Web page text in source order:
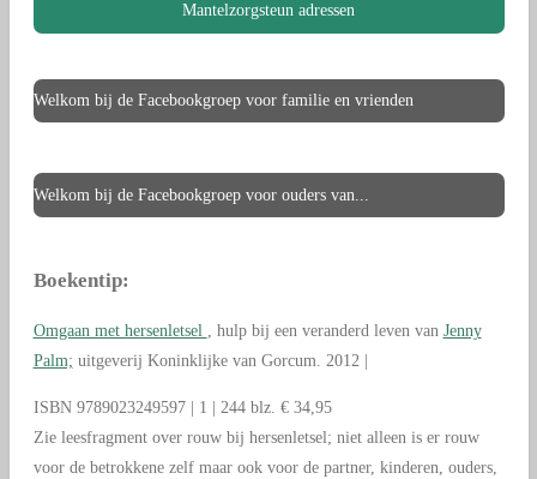
Mantelzorgsteun adressen
Welkom bij de Facebookgroep voor familie en vrienden
Welkom bij de Facebookgroep voor ouders van...
Boekentip:
Omgaan met hersenletsel , hulp bij een veranderd leven van Jenny
Palm; uitgeverij Koninklijke van Gorcum. 2012 |
ISBN 9789023249597 | 1 | 244 blz. € 34,95
Zie leesfragment over rouw bij hersenletsel; niet alleen is er rouw
voor de betrokkene zelf maar ook voor de partner, kinderen, ouders,